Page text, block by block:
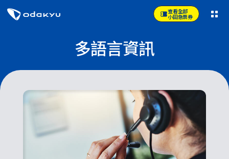
查看全部
小田急票券
多語言資訊